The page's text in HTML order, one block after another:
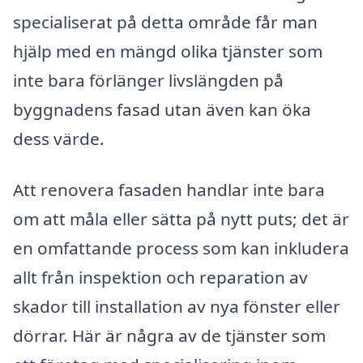
specialiserat på detta område får man
hjälp med en mängd olika tjänster som
inte bara förlänger livslängden på
byggnadens fasad utan även kan öka
dess värde.
Att renovera fasaden handlar inte bara
om att måla eller sätta på nytt puts; det är
en omfattande process som kan inkludera
allt från inspektion och reparation av
skador till installation av nya fönster eller
dörrar. Här är några av de tjänster som